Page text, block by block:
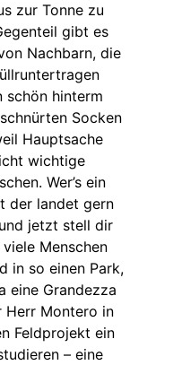
zur Tonne zu
gibt es
Nachbarn, die
schön hinterm
Socken
Hauptsache
wichtige
Wer’s ein
der landet gern
jetzt stell dir
Menschen
in so einen Park,
eine Grandezza
Herr Montero in
Feldprojekt ein
– eine